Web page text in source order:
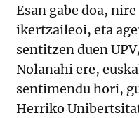
Esan gabe doa,
ikertzaileoi, eta
sentitzen duen
Nolanahi ere,
sentimendu hori,
Herriko